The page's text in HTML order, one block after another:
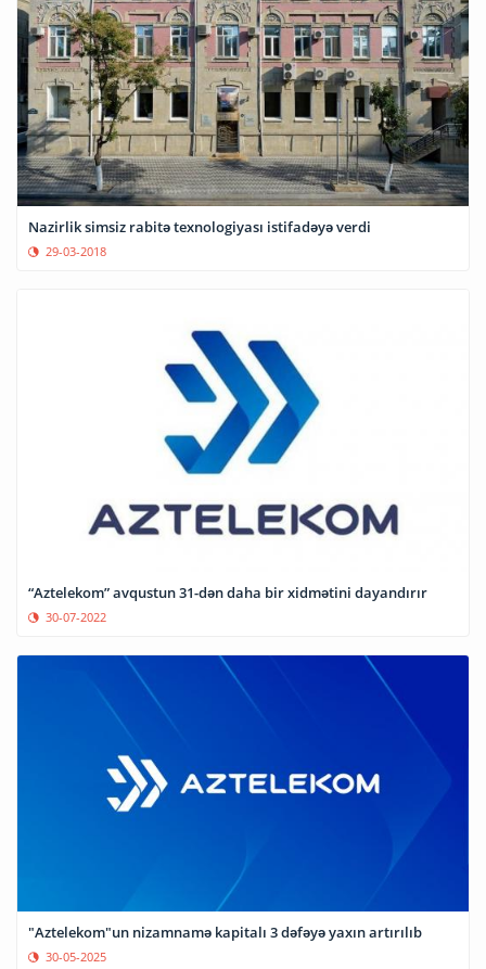
Nazirlik simsiz rabitə texnologiyası istifadəyə verdi
29-03-2018
“Aztelekom” avqustun 31-dən daha bir xidmətini dayandırır
30-07-2022
"Aztelekom"un nizamnamə kapitalı 3 dəfəyə yaxın artırılıb
30-05-2025